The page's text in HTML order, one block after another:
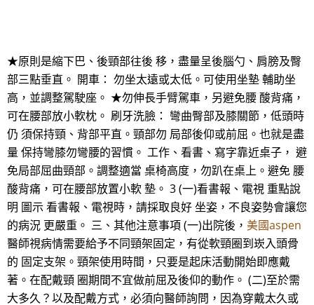
★原則是縮下巴、後頸部往後 移，盡量呈後腦勺、肩膀及臀
部三點垂直。 開車： 勿坐太遠或太低。可使用坐墊 輔助坐
高，並調整駕駛座。 ★勿伸長手臂駕車，另避免腰 酸背痛，
可在腰部放小軟枕。 刷牙洗臉： 彎曲臀部及膝關節，低頭時
仍 須保持頸、背部平直。頸部勿 局部後仰或前屈。也就是盡
量 保持彎膝勿彎腰的習慣。 工作、看書、寫字靠近桌子， 避
免局部屈曲頸部。調整適當 桌椅高度，勿趴在桌上。避免 腰
酸背痛，可在腰部放置小軟 墊。 3 (一)看書報、電視 重點說
明 圖示 看書報、電視時，請採取良好 坐姿，不良姿勢會讓您
的病況 更嚴重。 三、其他注意事項 (一)出院後， 美國aspen
醫師視病情需要給予不同頸架固定，有從軟頸圈到崁入頭骨
的 固定支架。頸架使用時間，只要是起床活動開始即應戴
著。在配戴頸 圈期間不宜做前屈及後仰的動作。 (二)至於需
大多久？以及配戴方式，必須向醫師詢問，因為穿戴太久或